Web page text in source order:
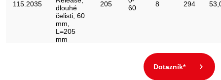
115.2035
dlouhé
čelisti, 60
mm,
L=205
mm
205
60
8 294
Dotazník*